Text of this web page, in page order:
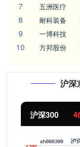
7 五洲医疗
8 耐科装备
9 一博科技
10 方邦股份
沪深
北证50